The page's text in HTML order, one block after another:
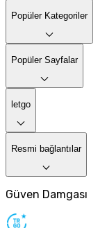
Popüler Kategoriler
Popüler Sayfalar
letgo
Resmi bağlantılar
Güven Damgası